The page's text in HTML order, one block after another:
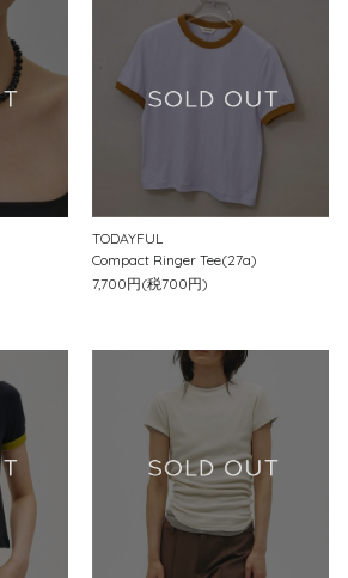
TODAYFUL
Compact Ringer Tee(27a)
7,700円(税700円)